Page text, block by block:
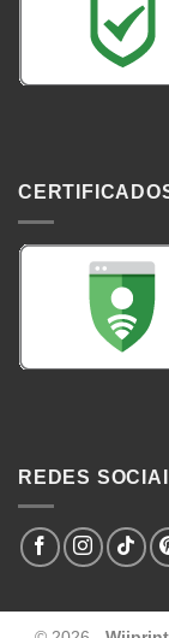
REDES